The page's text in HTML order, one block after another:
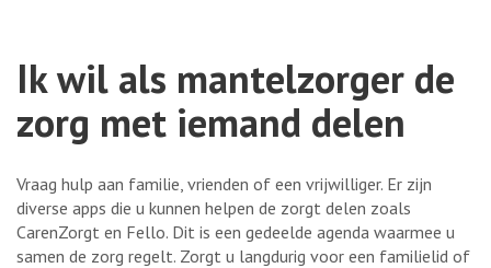
Ik wil als mantelzorger de
zorg met iemand delen
Vraag hulp aan familie, vrienden of een vrijwilliger. Er zijn
diverse apps die u kunnen helpen de zorgt delen zoals
CarenZorgt en Fello. Dit is een gedeelde agenda waarmee u
samen de zorg regelt. Zorgt u langdurig voor een familielid of